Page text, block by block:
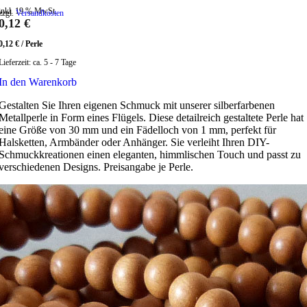
19 % MwSt.
Versandkosten
€
€ /Perle
ca. 5 - 7 Tage
den Warenkorb
Sie Ihren eigenen Schmuck mit unserer silberfarbenen
in Form eines Flügels. Diese detailreich gestaltete Perle hat
Größe von 30 mm und ein Fädelloch von 1 mm, perfekt für
Armbänder oder Anhänger. Sie verleiht Ihren DIY-
einen eleganten, himmlischen Touch und passt zu
Designs. Preisangabe je Perle.